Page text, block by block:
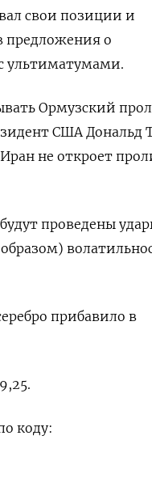
свои позиции и
предложения о
ультиматумами.
Ормузский
США Дональд
не откроет
проведены
прибавило в
коду: